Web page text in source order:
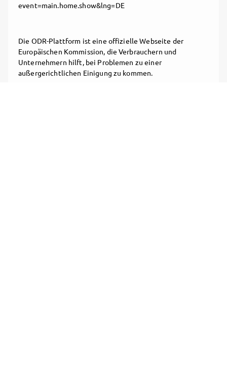
event=main.home.show&lng=DE
Die ODR-Plattform ist eine offizielle Webseite der
Europäischen Kommission, die Verbrauchern und
Unternehmern hilft, bei Problemen zu einer
außergerichtlichen Einigung zu kommen.